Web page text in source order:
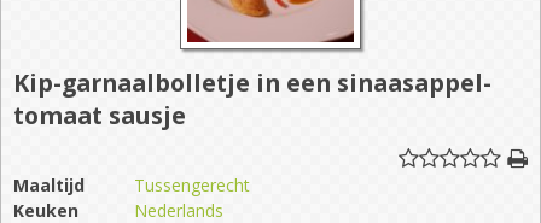
Kip-garnaalbolletje in een sinaasappel-
tomaat sausje
Maaltijd
Tussengerecht
Keuken
Nederlands